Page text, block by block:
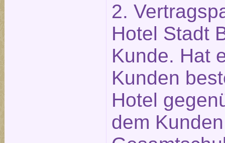
2.
Hotel Stadt
Kunde. Hat
Kunden
Hotel
dem